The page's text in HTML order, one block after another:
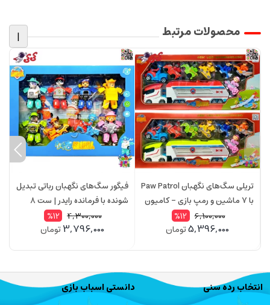
محصولات مرتبط |
تریلی سگ‌های نگهبان Paw Patrol
با 7 ماشین و رمپ بازی – کامیون
حمل‌ونقل کودکان مدل 599150
6,100,000
%12
5,396,000تومان
فیگور سگ‌های نگهبان رباتی تبدیل
شونده با فرمانده رایدر | ست 8
4,300,000
%12
3,796,000تومان
انتخاب رده سنی دانستی اسباب بازی